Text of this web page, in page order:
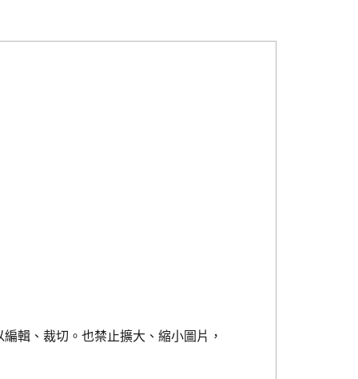
輯、裁切。也禁止擴大、縮小圖片，